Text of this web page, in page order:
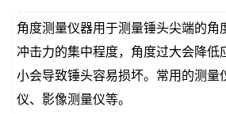
角度测量仪器用于测量锤头尖端的角
冲击力的集中程度，角度过大会降低
小会导致锤头容易损坏。常用的测量
仪、影像测量仪等。